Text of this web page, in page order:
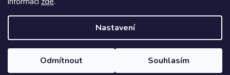
Nastavení
Odmítnout Souhlasím
Grafický návrh vytvořil a na Shoptet implementoval
Shoptetak.cz.
Vytvořil Shoptet